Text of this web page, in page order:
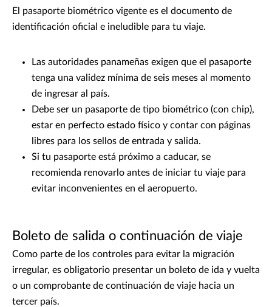
El pasaporte biométrico vigente es el documento de
identificación oficial e ineludible para tu viaje.
Las autoridades panameñas exigen que el pasaporte
tenga una validez mínima de seis meses al momento
de ingresar al país.
Debe ser un pasaporte de tipo biométrico (con chip),
estar en perfecto estado físico y contar con páginas
libres para los sellos de entrada y salida.
Si tu pasaporte está próximo a caducar, se
recomienda renovarlo antes de iniciar tu viaje para
evitar inconvenientes en el aeropuerto.
Boleto de salida o continuación de viaje
Como parte de los controles para evitar la migración
irregular, es obligatorio presentar un boleto de ida y vuelta
o un comprobante de continuación de viaje hacia un
tercer país.